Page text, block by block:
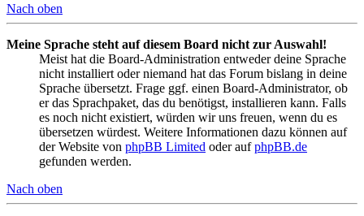
Nach oben
Meine Sprache steht auf diesem Board nicht zur Auswahl!
Meist hat die Board-Administration entweder deine Sprache
nicht installiert oder niemand hat das Forum bislang in deine
Sprache übersetzt. Frage ggf. einen Board-Administrator, ob
er das Sprachpaket, das du benötigst, installieren kann. Falls
es noch nicht existiert, würden wir uns freuen, wenn du es
übersetzen würdest. Weitere Informationen dazu können auf
der Website von phpBB Limited oder aufphpBB.de
gefunden werden.
Nach oben